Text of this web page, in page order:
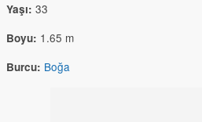
Yaşı: 33
Boyu: 1.65 m
Burcu: Boğa